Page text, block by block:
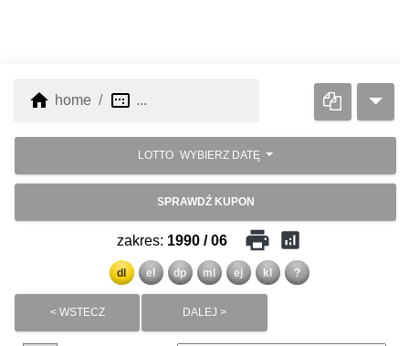
home home image_aspect_ratio ...
LOTTO WYBIERZ DATĘ
SPRAWDŹ KUPON
zakres: 1990 / 06 print analytics
dl el dp ml ej kl ?
< WSTECZ DALEJ >